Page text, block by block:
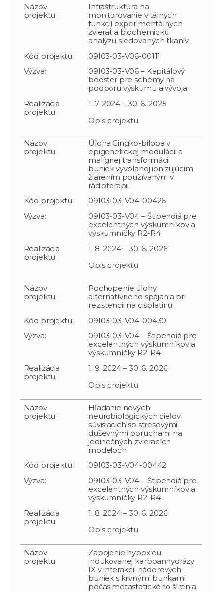
Názov
projektu:
Infraštruktúra na
monitorovanie vitálnych
funkcií experimentálnych
zvierat a biochemickú
analýzu sledovaných tkanív
Kód projektu:
09I03-03-V06-00111
Výzva:
09I03-03-V06 – Kapitálový
booster pre schémy na
podporu výskumu a vývoja
Realizácia
projektu:
1. 7. 2024 – 30. 6. 2025
Opis projektu
Názov
projektu:
Úloha Gingko-biloba v
epigenetickej modulácii a
malígnej transformácii
buniek vyvolanej ionizujúcim
žiarením používaným v
rádioterapii
Kód projektu:
09I03-03-V04-00426
Výzva:
09I03-03-V04 – Štipendiá pre
excelentných výskumníkov a
výskumníčky R2-R4
Realizácia
projektu:
1. 8. 2024 – 30. 6. 2026
Opis projektu
Názov
projektu:
Pochopenie úlohy
alternatívneho spájania pri
rezistencii na cisplatinu
Kód projektu:
09I03-03-V04-00430
Výzva:
09I03-03-V04 – Štipendiá pre
excelentných výskumníkov a
výskumníčky R2-R4
Realizácia
projektu:
1. 9. 2024 – 30. 6. 2026
Opis projektu
Názov
projektu:
Hľadanie nových
neurobiologických cieľov
súvisiacich so stresovými
duševnými poruchami na
jedinečných zvieracích
modeloch
Kód projektu:
09I03-03-V04-00442
Výzva:
09I03-03-V04 – Štipendiá pre
excelentných výskumníkov a
výskumníčky R2-R4
Realizácia
projektu:
1. 8. 2024 – 30. 6. 2026
Opis projektu
Názov
projektu:
Zapojenie hypoxiou
indukovanej karboanhydrázy
IX v interakcii nádorových
buniek s krvnými bunkami
počas metastatického šírenia